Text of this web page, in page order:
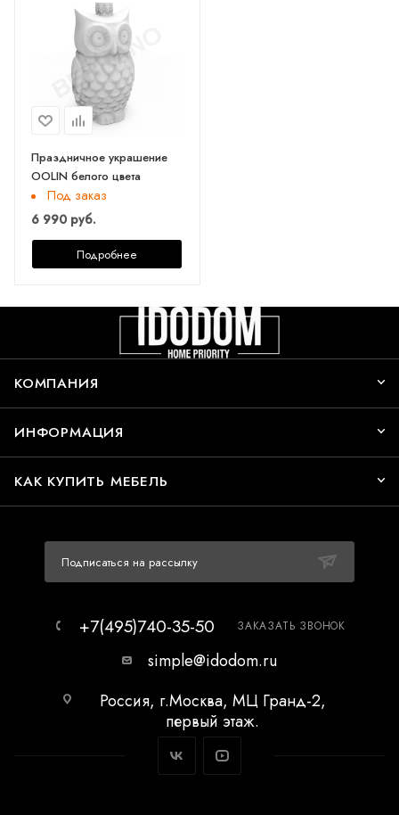
Праздничное украшение
OOLIN белого цвета
Под заказ
6 990 руб.
Подробнее
КОМПАНИЯ
ИНФОРМАЦИЯ
КАК КУПИТЬ МЕБЕЛЬ
Подписаться на рассылку
+7(495)740-35-50 ЗАКАЗАТЬ ЗВОНОК
simple@idodom.ru
Россия, г.Москва, МЦ Гранд-2,
первый этаж.